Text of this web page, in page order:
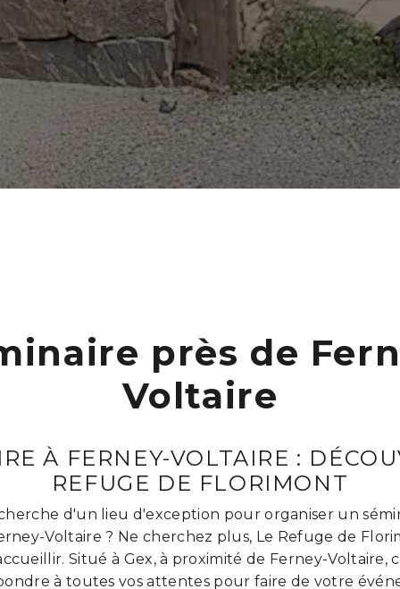
près de
Voltaire
À FERNEY-VOLTAIRE :
REFUGE DE FLORIMONT
d'un lieu d'exception pour organiser un
Voltaire ? Ne cherchez plus, Le Refuge de
Situé à Gex, à proximité de Ferney-Voltaire,
à toutes vos attentes pour faire de votre